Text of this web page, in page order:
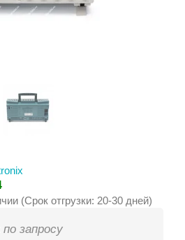
(Срок отгрузки: 20-30 дней)
по запросу